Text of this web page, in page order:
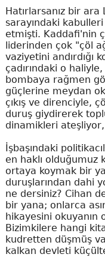
Hatırlarsanız bir
sarayındaki
etmişti. Kaddafi'nin
liderinden çok "çöl
vaziyetini andırdığı
çadırındaki o
bombaya rağmen
güçlerine meydan
çıkış ve direnciyle,
duruş giydirerek
dinamikleri
İşbaşındaki
en haklı
ortaya koymak bir
duruşlarından dahi
ne dersiniz? Cihan
bir yana; onlarca
hikayesini okuyanın
Bizimkilere hangi
kudretten düşmüş
kalkan devleti